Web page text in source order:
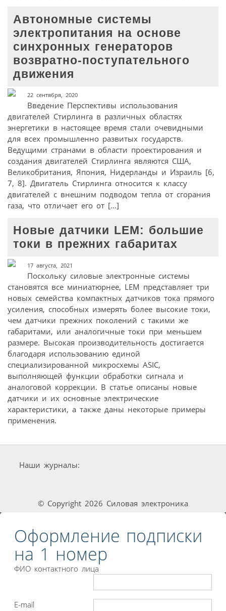
Автономные системы
электропитания на основе
синхронных генераторов
возвратно-поступательного
движения
22 сентября, 2020
Введение Перспективы использования
двигателей Стирлинга в различных областях
энергетики в настоящее время стали очевидными
для всех промышленно развитых государств.
Ведущими странами в области проектирования и
создания двигателей Стирлинга являются США,
Великобритания, Япония, Нидерланды и Израиль [6,
7, 8]. Двигатель Стирлинга относится к классу
двигателей с внешним подводом тепла от сгорания
газа, что отличает его от […]
Новые датчики LEM: большие
токи в прежних габаритах
17 августа, 2021
Поскольку силовые электронные системы
становятся все миниатюрнее, LEM представляет три
новых семейства компактных датчиков тока прямого
усиления, способных измерять более высокие токи,
чем датчики прежних поколений с такими же
габаритами, или аналогичные токи при меньшем
размере. Высокая производительность достигается
благодаря использованию единой
специализированной микросхемы ASIC,
выполняющей функции обработки сигнала и
аналоговой коррекции. В статье описаны новые
датчики и их основные электрические
характеристики, а также даны некоторые примеры
применения.
Наши журналы:
© Copyright 2026 Силовая электроника
Оформление подписки
на 1 номер
ФИО контактного лица
E-mail